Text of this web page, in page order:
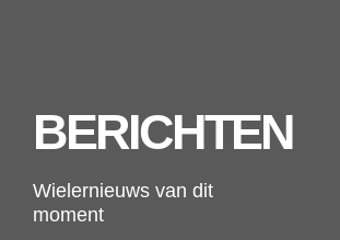
BERICHTEN
Wielernieuws van dit
moment